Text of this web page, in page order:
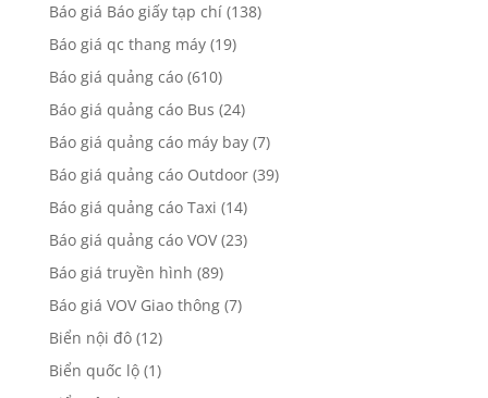
Báo giá Báo giấy tạp chí(138)
Báo giá qc thang máy(19)
Báo giá quảng cáo(610)
Báo giá quảng cáo Bus (24)
Báo giá quảng cáo máy bay(7)
Báo giá quảng cáo Outdoor(39)
Báo giá quảng cáo Taxi (14)
Báo giá quảng cáo VOV(23)
Báo giá truyền hình (89)
Báo giá VOV Giao thông(7)
Biển nội đô(12)
Biển quốc lộ(1)